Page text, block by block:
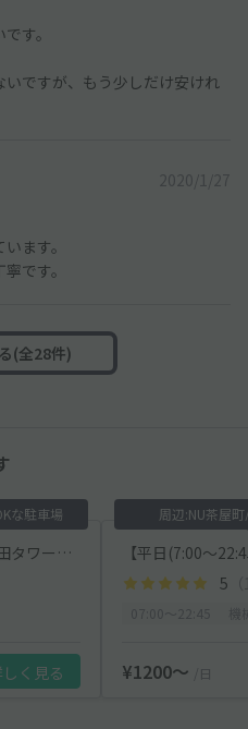
す。
ですが、もう少しだけ安けれ
2020/1/27
ます。
です。
(全28件)
な駐車場
【7:00～16:00パック】OIT梅田タワー駐車場
しく見る
周辺:NU茶屋
5
¥1200〜 /日